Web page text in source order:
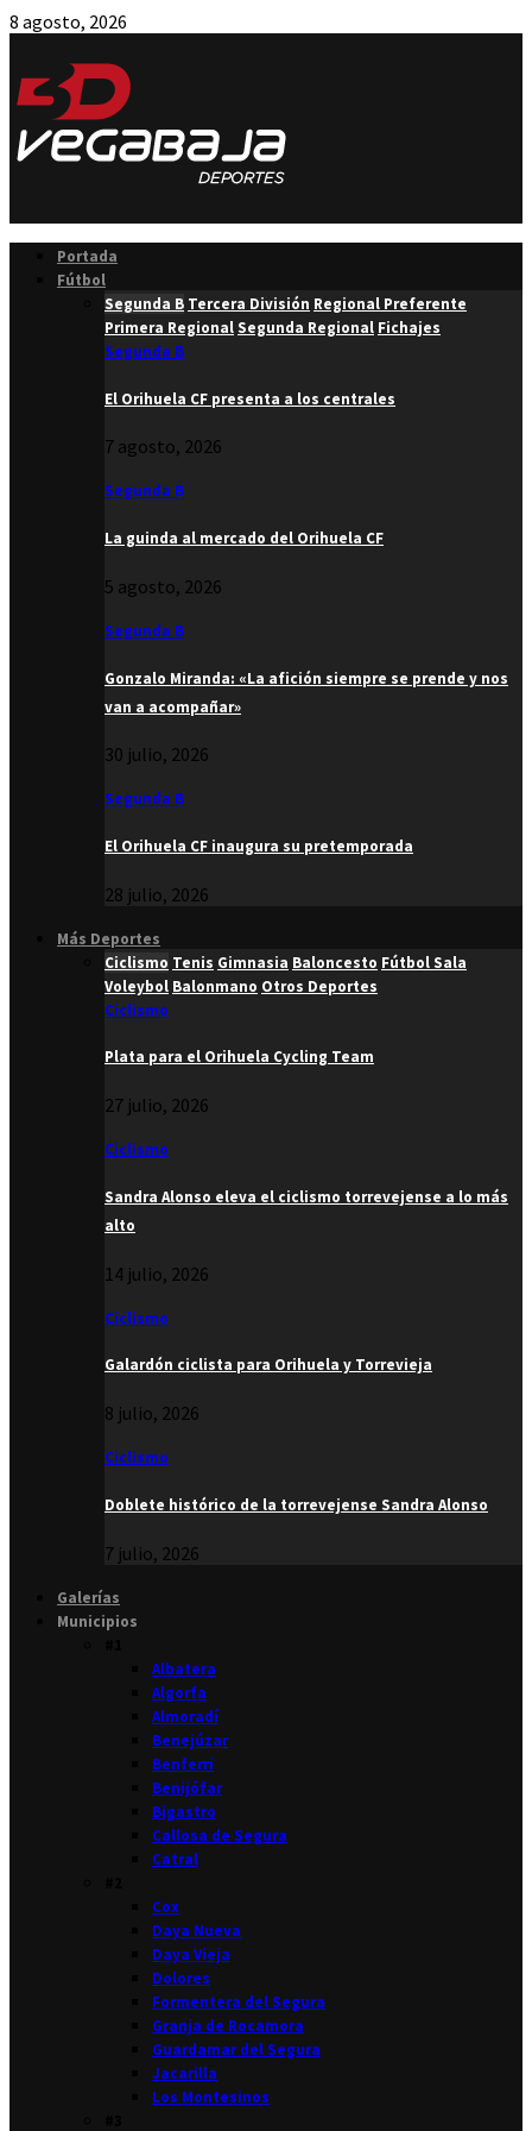
8 agosto, 2026
Portada
Fútbol
Segunda B Tercera División Regional Preferente
Primera RegionalSegunda Regional Fichajes
Segunda B
El Orihuela CF presenta a los centrales
7 agosto, 2026
Segunda B
La guinda al mercado del Orihuela CF
5 agosto, 2026
Segunda B
Gonzalo Miranda: «La afición siempre se prende y nos
van a acompañar»
30 julio, 2026
Segunda B
El Orihuela CF inaugura su pretemporada
28 julio, 2026
Más Deportes
Ciclismo Tenis Gimnasia Baloncesto Fútbol Sala
Voleybol Balonmano Otros Deportes
Ciclismo
Plata para el Orihuela Cycling Team
27 julio, 2026
Ciclismo
Sandra Alonso eleva el ciclismo torrevejense a lo más
alto
14 julio, 2026
Ciclismo
Galardón ciclista para Orihuela y Torrevieja
8 julio, 2026
Ciclismo
Doblete histórico de la torrevejense Sandra Alonso
7 julio, 2026
Galerías
Municipios
Albatera
Algorfa
Almoradí
Benejúzar
Benferri
Benijófar
Bigastro
Callosa de Segura
Catral
Cox
Daya Nueva
Daya Vieja
Dolores
Formentera del Segura
Granja de Rocamora
Guardamar del Segura
Jacarilla
Los Montesinos